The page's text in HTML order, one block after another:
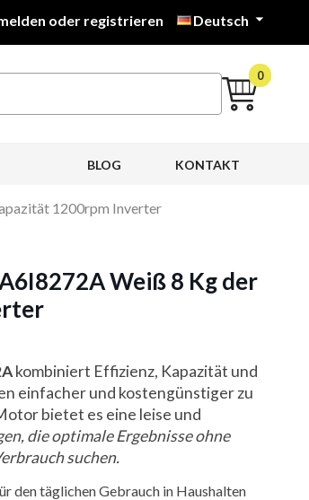
oder registrieren Deutsch 
0
KONTAKT
BLOG
1200rpm Inverter
Weiß 8 Kg der
kombiniert Effizienz, Kapazität und
einfacher und kostengünstiger zu
bietet es eine leise und
die optimale Ergebnisse ohne
suchen.
den täglichen Gebrauch in Haushalten